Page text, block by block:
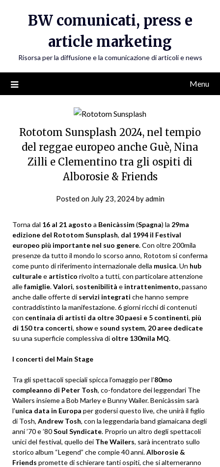
BW comunicati, press e
article marketing
Risorsa per la diffusione e la comunicazione di articoli e news
Menu
Rototom Sunsplash 2024, nel tempio
del reggae europeo anche Guè, Nina
Zilli e Clementino tra gli ospiti di
Alborosie & Friends
Posted on July 23, 2024byadmin
Torna dal 16 al 21 agosto a Benicàssim(Spagna) la 29ma
edizione del Rototom Sunsplash, dal 1994 il Festival
europeo più importante nel suo genere. Con oltre 200mila
presenze da tutto il mondo lo scorso anno, Rototom si conferma
come punto di riferimento internazionale della musica. Un hub
culturalee artistico rivolto a tutti, con particolare attenzione
allefamiglie.Valori, sostenibilità e intrattenimento,passano
anche dalle offerte di servizi integrati che hanno sempre
contraddistinto la manifestazione. 6 giorni ricchi di contenuti
con centinaia di artisti da oltre 30 paesi e 5 continenti, più
di 150 tra concerti, showe sound system, 20 aree dedicate
su una superficie complessiva di oltre 130mila MQ.
I concerti del Main Stage
Tra gli spettacoli speciali spicca l’omaggio per l’80mo
compleanno di Peter Tosh, co-fondatore dei leggendari The
Wailers insieme a Bob Marley e Bunny Wailer. Benicàssim sarà
l’unica data in Europa per godersi questo live, che unirà il figlio
di Tosh, Andrew Tosh, con la leggendaria band giamaicana degli
anni ’70 e ’80Soul Syndicate. Proprio un altro degli spettacoli
unici del festival, quello dei TheWailers, sarà incentrato sullo
storico album “Legend” che compie 40 anni.Alborosie &
Friends promette di schierare tanti ospiti, che si alterneranno